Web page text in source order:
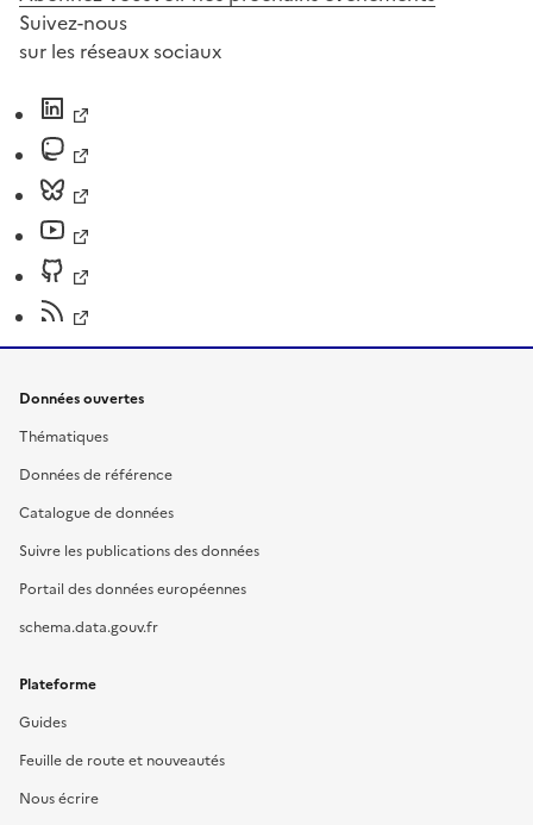
Suivez-nous
sur les réseaux sociaux
Données ouvertes
Thématiques
Données de référence
Catalogue de données
Suivre les publications des données
Portail des données européennes
schema.data.gouv.fr
Plateforme
Guides
Feuille de route et nouveautés
Nous écrire